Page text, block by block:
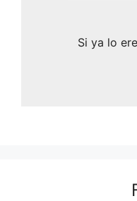
Si ya lo